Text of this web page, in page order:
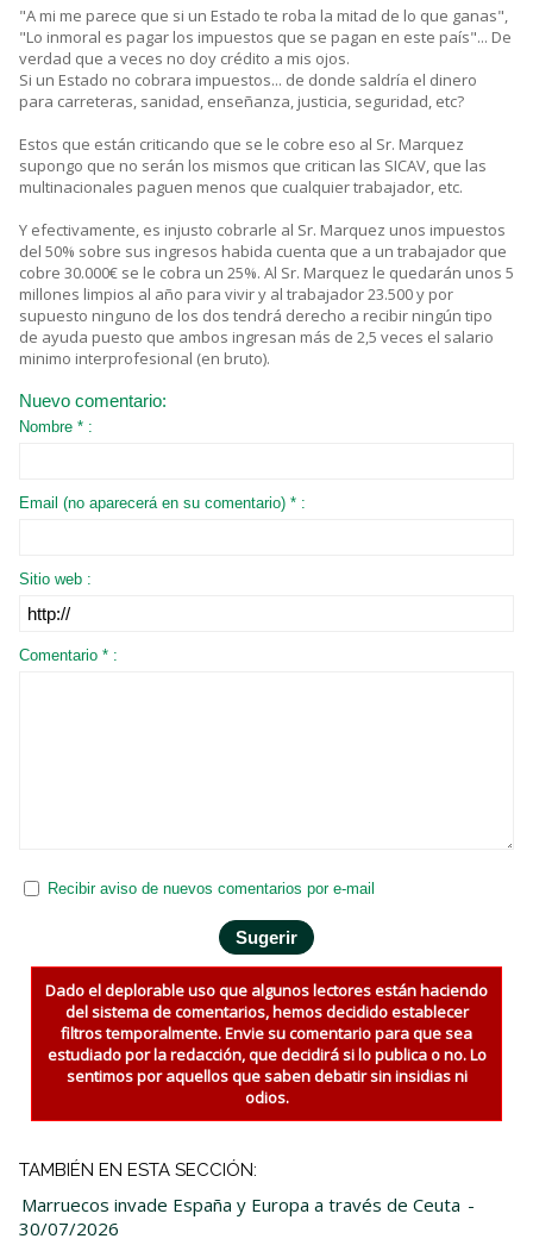
"A mi me parece que si un Estado te roba la mitad de lo que ganas",
"Lo inmoral es pagar los impuestos que se pagan en este país"... De
verdad que a veces no doy crédito a mis ojos.
Si un Estado no cobrara impuestos... de donde saldría el dinero
para carreteras, sanidad, enseñanza, justicia, seguridad, etc?
Estos que están criticando que se le cobre eso al Sr. Marquez
supongo que no serán los mismos que critican las SICAV, que las
multinacionales paguen menos que cualquier trabajador, etc.
Y efectivamente, es injusto cobrarle al Sr. Marquez unos impuestos
del 50% sobre sus ingresos habida cuenta que a un trabajador que
cobre 30.000€ se le cobra un 25%. Al Sr. Marquez le quedarán unos 5
millones limpios al año para vivir y al trabajador 23.500 y por
supuesto ninguno de los dos tendrá derecho a recibir ningún tipo
de ayuda puesto que ambos ingresan más de 2,5 veces el salario
minimo interprofesional (en bruto).
Nuevo comentario:
Nombre * :
Email (no aparecerá en su comentario) * :
Sitio web :
Comentario * :
Recibir aviso de nuevos comentarios por e-mail
Dado el deplorable uso que algunos lectores están haciendo
del sistema de comentarios, hemos decidido establecer
filtros temporalmente. Envie su comentario para que sea
estudiado por la redacción, que decidirá si lo publica o no. Lo
sentimos por aquellos que saben debatir sin insidias ni
odios.
TAMBIÉN EN ESTA SECCIÓN:
Marruecos invade España y Europa a través de Ceuta -
30/07/2026